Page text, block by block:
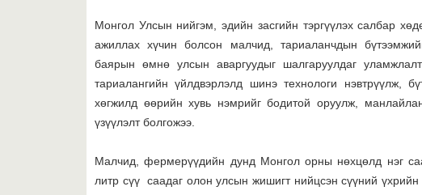
Монгол Улсын нийгэм, эдийн засгийн тэргүүлэх салбар
ажиллах хүчин болсон малчид, тариаланчдын
баярын өмнө улсын аваргуудыг шалгаруулдаг
тариалангийн үйлдвэрлэлд шинэ технологи нэвтрүүлж,
хөгжилд өөрийн хувь нэмрийг бодитой оруулж,
үзүүлэлт болгожээ.
Малчид, фермерүүдийн дунд Монгол орны нөхцөлд нэг
литр сүү саадаг олон улсын жишигт нийцсэн сүүний үхрийн